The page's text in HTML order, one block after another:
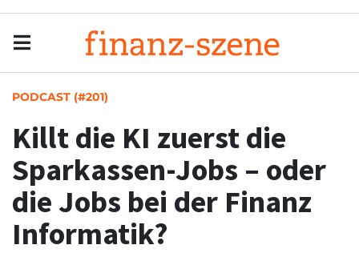
PODCAST (#201)
Killt die KI zuerst die
Sparkassen-Jobs – oder
die Jobs bei der Finanz
Informatik?